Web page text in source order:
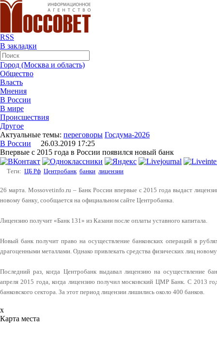
RSS
В закладки
Город (Москва и область)
Общество
Власть
Мнения
В России
В мире
Происшествия
Другое
Актуальные темы: переговоры Госдума-2026
В России 26.03.2019 17:25
Впервые с 2015 года в России появился новый банк
Теги: ЦБ Рф Центробанк банки лицензии
26 марта. Mossovetinfo.ru – Банк России впервые с 2015 года выдаст
новому банку, сообщается на официальном сайте Центробанка.
Лицензию получит «Банк 131» из Казани после оплаты уставного капитала.
Новый банк получит право на осуществление банковских операций в
драгоценными металлами. Однако привлекать средства физических лиц
Последний раз, когда Центробанк выдавал лицензию на осуществление
апреля 2015 года, когда лицензию получил московский ЦМР Банк. С 2013
банковского сектора. За этот период лицензии лишились около 400 банков.
x
Карта места